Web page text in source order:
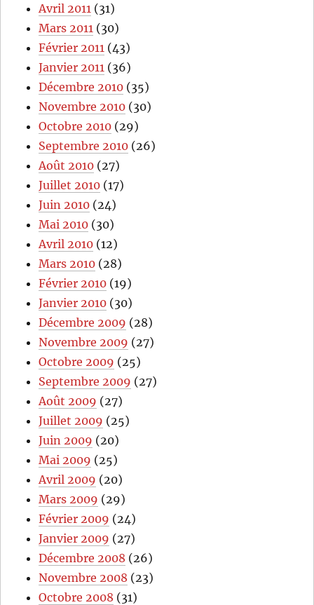
Avril 2011 (31)
Mars 2011 (30)
Février 2011 (43)
Janvier 2011 (36)
Décembre 2010 (35)
Novembre 2010 (30)
Octobre 2010 (29)
Septembre 2010 (26)
Août 2010 (27)
Juillet 2010 (17)
Juin 2010 (24)
Mai 2010 (30)
Avril 2010 (12)
Mars 2010 (28)
Février 2010 (19)
Janvier 2010 (30)
Décembre 2009 (28)
Novembre 2009 (27)
Octobre 2009 (25)
Septembre 2009 (27)
Août 2009 (27)
Juillet 2009 (25)
Juin 2009 (20)
Mai 2009 (25)
Avril 2009 (20)
Mars 2009 (29)
Février 2009 (24)
Janvier 2009 (27)
Décembre 2008 (26)
Novembre 2008 (23)
Octobre 2008 (31)